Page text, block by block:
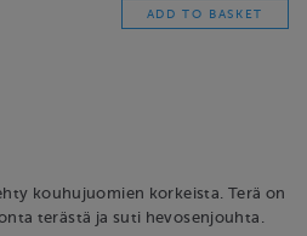
kouhujuomien korkeista. Terä on
terästä ja suti hevosenjouhta.